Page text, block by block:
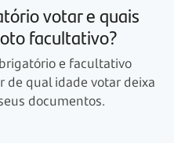
votar e quais
facultativo?
e facultativo
de qual idade votar deixa
documentos.